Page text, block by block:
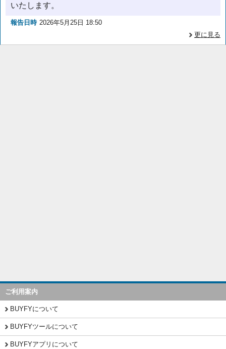
いたします。
報告日時 2026年5月25日 18:50
更に見る
ご利用案内
BUYFYについて
BUYFYツールについて
BUYFYアプリについて